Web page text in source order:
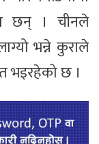
छन् । चीनले
भन्ने कुराले
भइरहेको छ ।